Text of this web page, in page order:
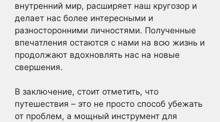
внутренний мир, расширяет наш кругозор и
делает нас более интересными и
разносторонними личностями. Полученные
впечатления остаются с нами на всю жизнь и
продолжают вдохновлять нас на новые
свершения.
В заключение, стоит отметить, что
путешествия – это не просто способ убежать
от проблем, а мощный инструмент для